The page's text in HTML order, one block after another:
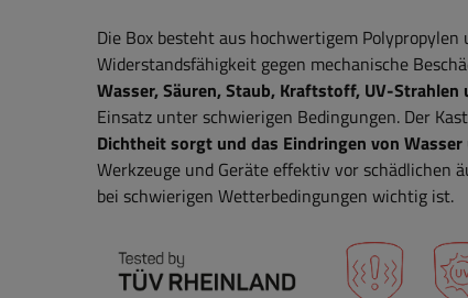
Die Box besteht aus hochwertigem
Widerstandsfähigkeit gegen mechanische
Wasser, Säuren, Staub, Kraftstoff, UV-Strahlen
Einsatz unter schwierigen Bedingungen. Der
Dichtheit sorgt und das Eindringen von
Werkzeuge und Geräte effektiv vor schädlichen
bei schwierigen Wetterbedingungen wichtig ist.